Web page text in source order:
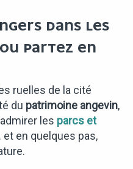
DANS LES
PARTEZ EN
ruelles de la cité
du patrimoine angevin,
les parcs et
en quelques pas,